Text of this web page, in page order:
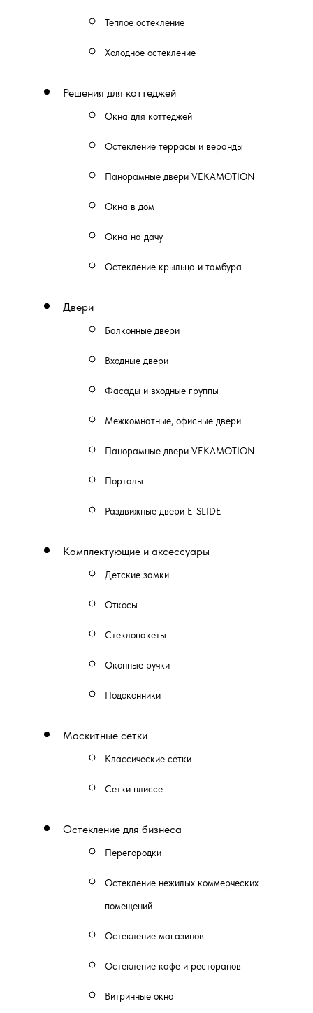
Теплое остекление
Холодное остекление
Решения для коттеджей
Окна для коттеджей
Остекление террасы и веранды
Панорамные двери VEKAMOTION
Окна в дом
Окна на дачу
Остекление крыльца и тамбура
Двери
Балконные двери
Входные двери
Фасады и входные группы
Межкомнатные, офисные двери
Панорамные двери VEKAMOTION
Порталы
Раздвижные двери E-SLIDE
Комплектующие и аксессуары
Детские замки
Откосы
Стеклопакеты
Оконные ручки
Подоконники
Москитные сетки
Классические сетки
Сетки плиссе
Остекление для бизнеса
Перегородки
Остекление нежилых коммерческих
помещений
Остекление магазинов
Остекление кафе и ресторанов
Витринные окна